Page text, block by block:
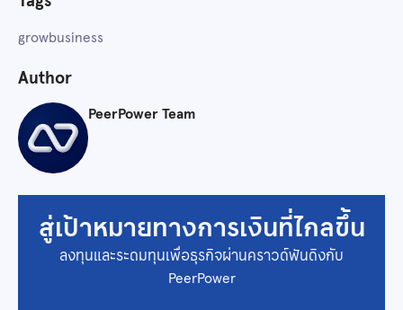
growbusiness
Author
PeerPower Team
สู่เป้าหมายทางการเงินที่ไกลขึ้น
ลงทุนและระดมทุนเพื่อธุรกิจผ่านคราวด์ฟันดิงกับ
PeerPower